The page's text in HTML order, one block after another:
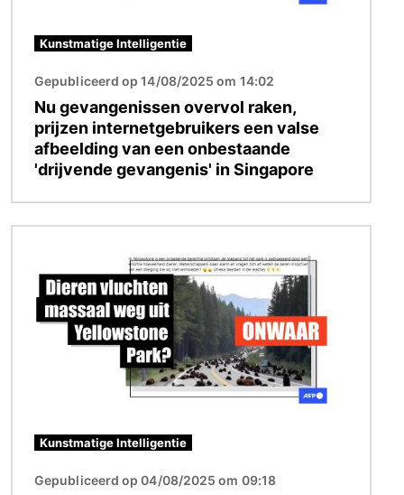
Kunstmatige Intelligentie
Gepubliceerd op 14/08/2025 om 14:02
Nu gevangenissen overvol raken,
prijzen internetgebruikers een valse
afbeelding van een onbestaande
'drijvende gevangenis' in Singapore
Kunstmatige Intelligentie
Gepubliceerd op 04/08/2025 om 09:18